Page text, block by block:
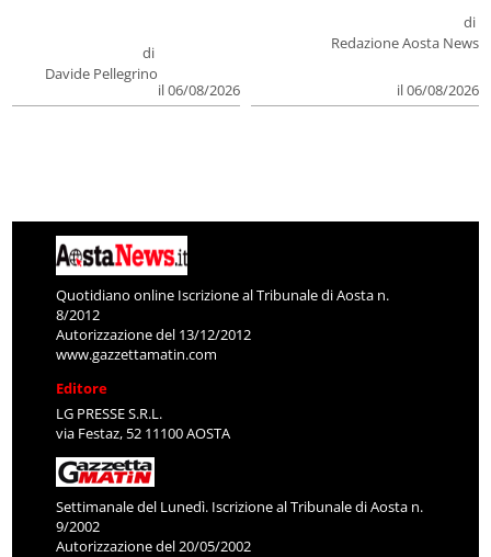
di
Davide Pellegrino
il 06/08/2026
di
Redazione Aosta News
il 06/08/2026
Quotidiano online Iscrizione al Tribunale di Aosta n.
8/2012
Autorizzazione del 13/12/2012
www.gazzettamatin.com
Editore
LG PRESSE S.R.L.
via Festaz, 52 11100 AOSTA
Settimanale del Lunedì. Iscrizione al Tribunale di Aosta n.
9/2002
Autorizzazione del 20/05/2002